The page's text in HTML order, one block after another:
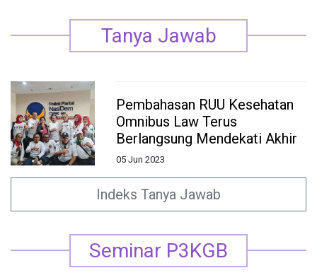
Tanya Jawab
Pembahasan RUU Kesehatan
Omnibus Law Terus
Berlangsung Mendekati Akhir
05 Jun 2023
Indeks Tanya Jawab
Seminar P3KGB